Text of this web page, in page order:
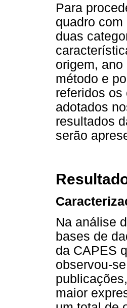
Para
quadro
duas
origem,
método e
referidos
adotados
resultados
serão
Na análise
bases de
da CAPES
observou-
maior